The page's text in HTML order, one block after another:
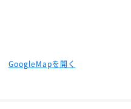
GoogleMapを開く